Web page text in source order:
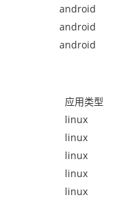
android
android
android
应用类型
linux
linux
linux
linux
linux